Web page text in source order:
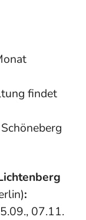
findet
:
07.11.